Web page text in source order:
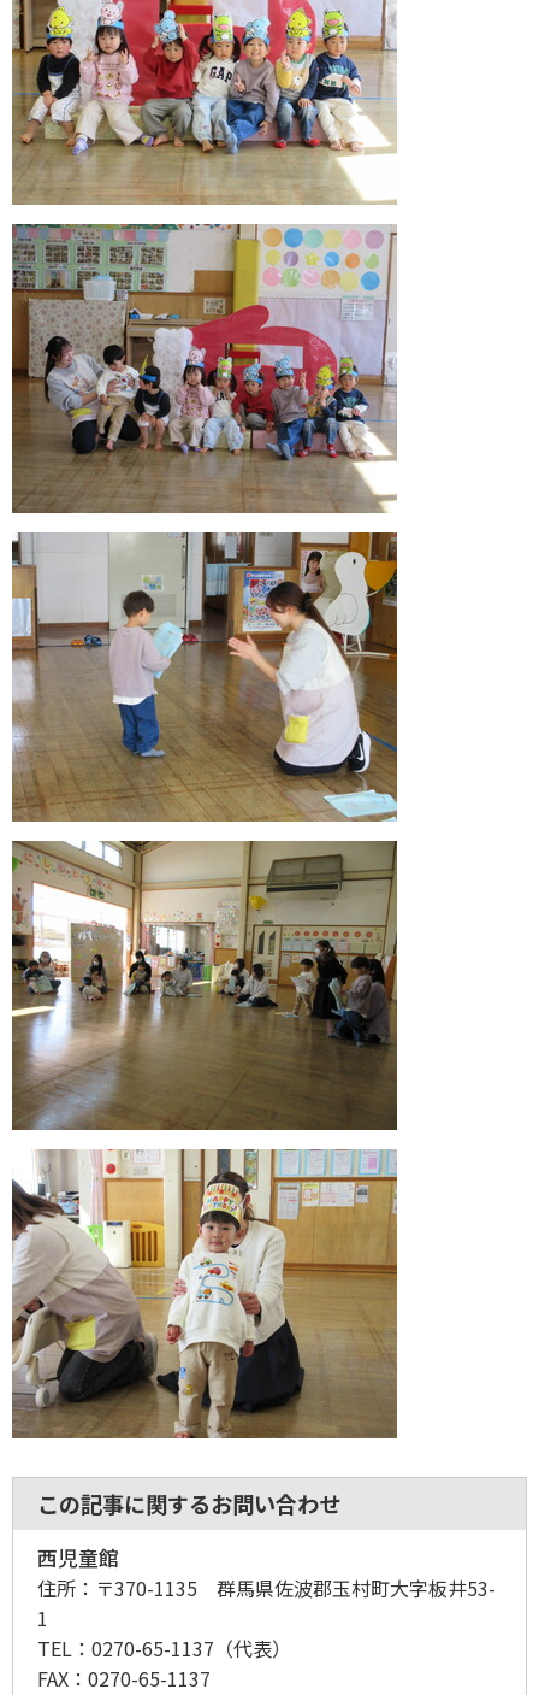
この記事に関するお問い合わせ
西児童館
住所： 〒370-1135 群馬県佐波郡玉村町大字板井53-
1
TEL： 0270-65-1137 （代表）
FAX： 0270-65-1137